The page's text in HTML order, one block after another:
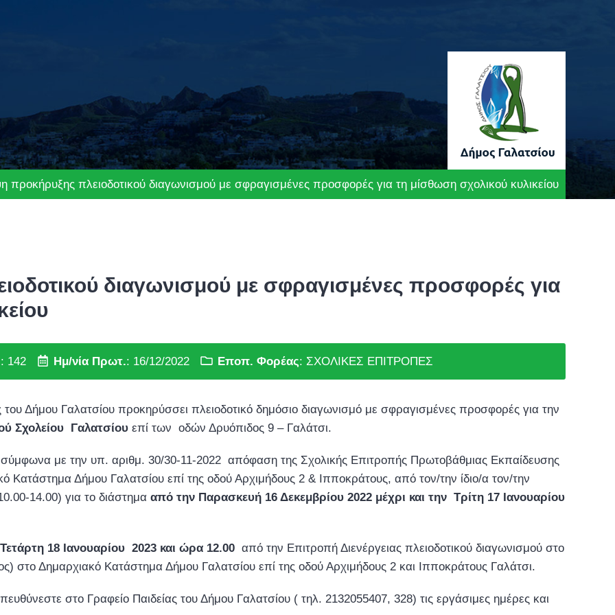
προκήρυξης πλειοδοτικού διαγωνισμού με σφραγισμένες προσφορές για τη μίσθωση σχολικού κυλικείου
διαγωνισμού με σφραγισμένες προσφορές για
: 142 Ημ/νία Πρωτ.: 16/12/2022 Εποπ. Φορέας: ΣΧΟΛΙΚΕΣ ΕΠΙΤΡΟΠΕΣ
Δήμου Γαλατσίου προκηρύσσει πλειοδοτικό δημόσιο διαγωνισμό με σφραγισμένες προσφορές για την
Σχολείου Γαλατσίου επί των οδών Δρυόπιδος 9 – Γαλάτσι.
σύμφωνα με την υπ. αριθμ. 30/30-11-2022 απόφαση της Σχολικής Επιτροπής Πρωτοβάθμιας Εκπαίδευσης
Κατάστημα Δήμου Γαλατσίου επί της οδού Αρχιμήδους 2 & Ιπποκράτους, από τον/την ίδιο/α τον/την
14.00) για το διάστημα από την Παρασκευή 16 Δεκεμβρίου 2022 μέχρι και την Τρίτη 17 Ιανουαρίου
18 Ιανουαρίου 2023 και ώρα 12.00 από την Επιτροπή Διενέργειας πλειοδοτικού διαγωνισμού στο
στο Δημαρχιακό Κατάστημα Δήμου Γαλατσίου επί της οδού Αρχιμήδους 2 και Ιπποκράτους Γαλάτσι.
στο Γραφείο Παιδείας του Δήμου Γαλατσίου ( τηλ. 2132055407, 328) τις εργάσιμες ημέρες και